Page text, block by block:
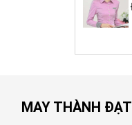
MAY THÀNH ĐẠT